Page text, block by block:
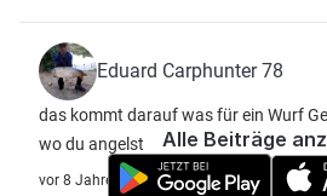
Eduard Carphunter 78
das kommt darauf was für ein Wurf
wo du angelst
vor 8 Jahre
Alle Beiträge